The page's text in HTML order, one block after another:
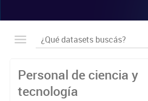
Personal de ciencia y
tecnología